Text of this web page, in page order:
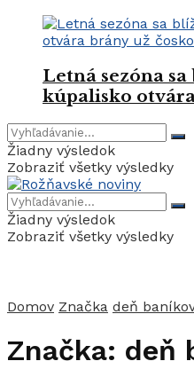
Letná sezóna
kúpalisko
Žiadny výsledok
Zobraziť všetky výsledky
Žiadny výsledok
Zobraziť všetky výsledky
Domov Značka deň
Značka: deň